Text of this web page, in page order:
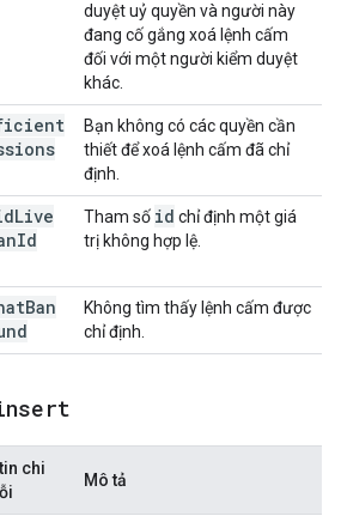
duyệt uỷ quyền và người này
đang cố gắng xoá lệnh cấm
đối với một người kiểm duyệt
khác.
Bạn không có các quyền cần
thiết để xoá lệnh cấm đã chỉ
định.
Live
Id
Tham số id chỉ định một giá
trị không hợp lệ.
Ban
Không tìm thấy lệnh cấm được
chỉ định.
chi
Mô tả